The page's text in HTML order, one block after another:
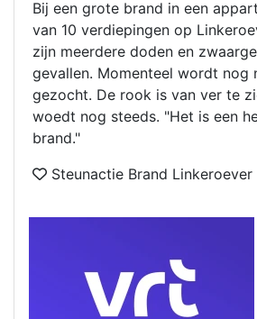
Bij een grote brand in een
van 10 verdiepingen op
zijn meerdere doden en
gevallen. Momenteel wordt nog
gezocht. De rook is van ver te
woedt nog steeds. "Het is een
brand."
Steunactie Brand Linkeroever